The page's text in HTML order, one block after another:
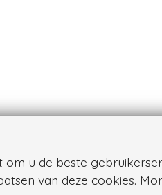
u de beste
van deze cookies.